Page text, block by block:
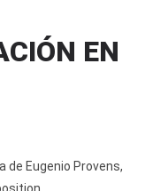
EN
de Eugenio Provens,